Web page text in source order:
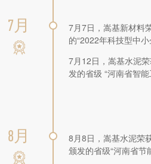
7月
7月7日，嵩基新材料
的“2022年科技型中小
7月12日，嵩基水泥
发的省级 “河南省智能
8月
8月8日，嵩基水泥荣
颁发的省级“河南省节